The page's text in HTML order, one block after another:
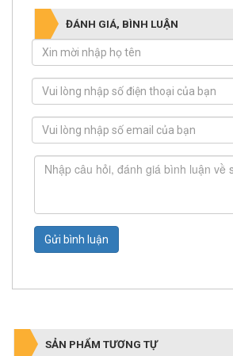
ĐÁNH GIÁ, BÌNH LUẬN
Gửi bình luận
SẢN PHẨM TƯƠNG TỰ